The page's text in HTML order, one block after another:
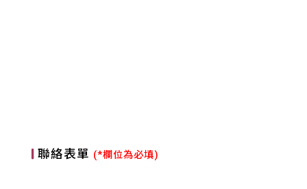
聯絡表單 (*欄位為必填)